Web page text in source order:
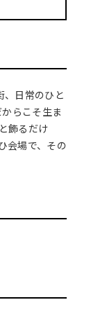
、日常のひと
らこそ生ま
飾るだけ
会場で、その